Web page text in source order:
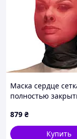
Маска сердце
полностью
цвета Feral Feelings
Папайя
879 ₴
Купить